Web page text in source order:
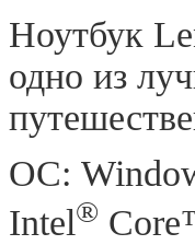
Ноутбук
одно из
ОС:
Intel®